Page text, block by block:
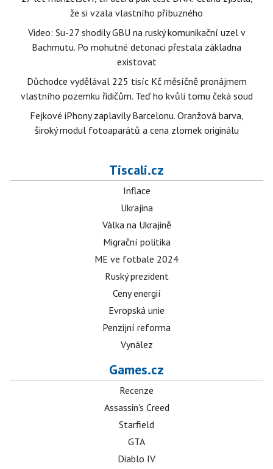
že si vzala vlastního příbuzného
Video: Su-27 shodily GBU na ruský komunikační uzel v
Bachmutu. Po mohutné detonaci přestala základna
existovat
Důchodce vydělával 225 tisíc Kč měsíčně pronájmem
vlastního pozemku řidičům. Teď ho kvůli tomu čeká soud
Fejkové iPhony zaplavily Barcelonu. Oranžová barva,
široký modul fotoaparátů a cena zlomek originálu
Tiscali.cz
Inflace
Ukrajina
Válka na Ukrajině
Migrační politika
ME ve fotbale 2024
Ruský prezident
Ceny energií
Evropská unie
Penzijní reforma
Vynález
Games.cz
Recenze
Assassin's Creed
Starfield
GTA
Diablo IV